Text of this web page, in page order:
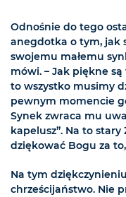
Odnośnie do tego
anegdotka o tym, jak
swojemu małemu
mówi. – Jak piękne
to wszystko musimy
pewnym momencie
Synek zwraca mu
kapelusz”. Na to
dziękować Bogu za
Na tym
chrześcijaństwo. Nie